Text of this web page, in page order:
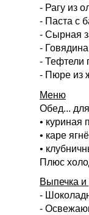
- Рагу из
- Паста с
- Сырная
-
- Тефтели
- Пюре из
Меню
Обед...
• куриная
• каре
•
Плюс
Выпечка и
-
-